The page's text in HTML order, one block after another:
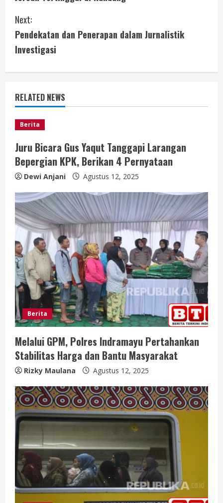
n
t
i
n
u
e
R
e
a
d
i
n
g
Next:
Pendekatan dan Penerapan dalam Jurnalistik
Investigasi
RELATED NEWS
Berita
Juru Bicara Gus Yaqut Tanggapi Larangan
Bepergian KPK, Berikan 4 Pernyataan
Dewi Anjani Agustus 12, 2025
Berita
Melalui GPM, Polres Indramayu Pertahankan
Stabilitas Harga dan Bantu Masyarakat
Rizky Maulana Agustus 12, 2025